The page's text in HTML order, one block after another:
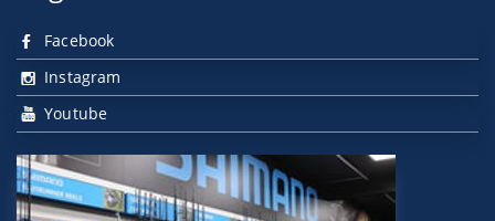
Facebook
Instagram
Youtube